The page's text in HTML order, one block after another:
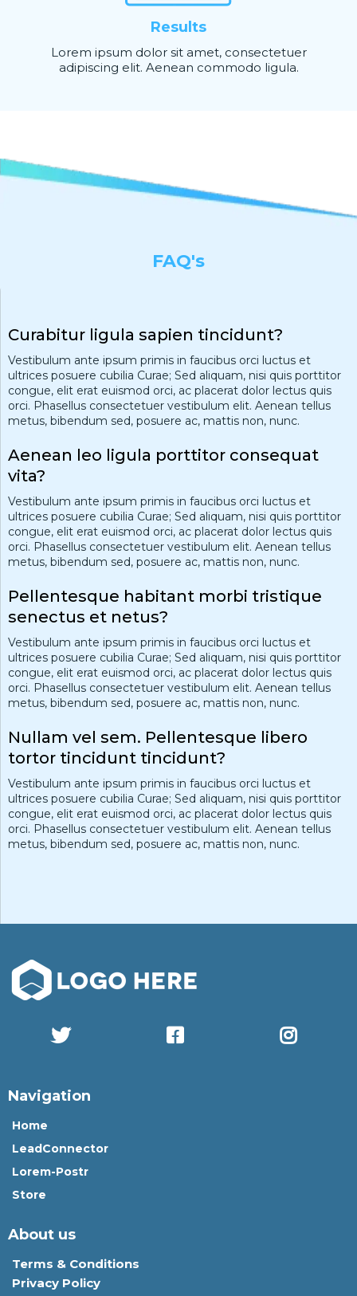
Results
Lorem ipsum dolor sit amet, consectetuer
adipiscing elit. Aenean commodo ligula.
FAQ's
Curabitur ligula sapien tincidunt?
Vestibulum ante ipsum primis in faucibus orci luctus et
ultrices posuere cubilia Curae; Sed aliquam, nisi quis porttitor
congue, elit erat euismod orci, ac placerat dolor lectus quis
orci. Phasellus consectetuer vestibulum elit. Aenean tellus
metus, bibendum sed, posuere ac, mattis non, nunc.
Aenean leo ligula porttitor consequat
vita?
Vestibulum ante ipsum primis in faucibus orci luctus et
ultrices posuere cubilia Curae; Sed aliquam, nisi quis porttitor
congue, elit erat euismod orci, ac placerat dolor lectus quis
orci. Phasellus consectetuer vestibulum elit. Aenean tellus
metus, bibendum sed, posuere ac, mattis non, nunc.
Pellentesque habitant morbi tristique
senectus et netus?
Vestibulum ante ipsum primis in faucibus orci luctus et
ultrices posuere cubilia Curae; Sed aliquam, nisi quis porttitor
congue, elit erat euismod orci, ac placerat dolor lectus quis
orci. Phasellus consectetuer vestibulum elit. Aenean tellus
metus, bibendum sed, posuere ac, mattis non, nunc.
Nullam vel sem. Pellentesque libero
tortor tincidunt tincidunt?
Vestibulum ante ipsum primis in faucibus orci luctus et
ultrices posuere cubilia Curae; Sed aliquam, nisi quis porttitor
congue, elit erat euismod orci, ac placerat dolor lectus quis
orci. Phasellus consectetuer vestibulum elit. Aenean tellus
metus, bibendum sed, posuere ac, mattis non, nunc.
Navigation
Home
LeadConnector
Lorem-Postr
Store
About us
Terms & Conditions
Privacy Policy